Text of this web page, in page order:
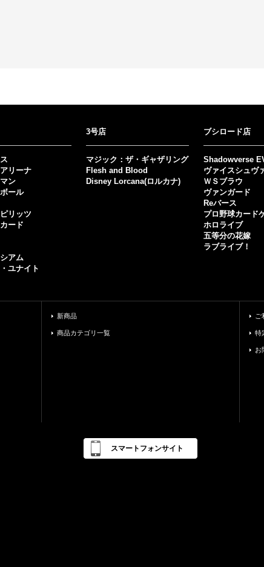
リーナ
ン
ール
リッツ
ード
アム
ユナイト
3号店
マジック：ザ・ギャザリング
Flesh and Blood
Disney Lorcana(ロルカナ)
ブシロード店
Shadowverse
ヴァイスシュヴ
ＷＳブラウ
ヴァンガード
Reバース
プロ野球カード
ホロライブ
五等分の花嫁
ラブライブ！
新商品
商品カテゴリ一覧
ご
特
お
スマートフォンサイト